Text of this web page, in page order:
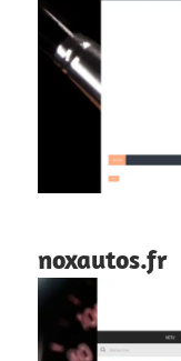
noxautos.fr